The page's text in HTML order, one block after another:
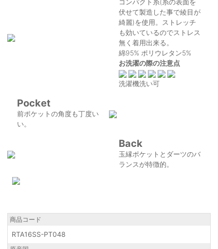
コンパクト糸(糸の表面を
伏せて製造した事で綾目が
綺麗)を使用。ストレッチ
も効いているのでストレス
無く着用出来る。
綿95% ポリウレタン5%
お洗濯の際の注意点
洗濯機洗い可
Pocket
前ポケットの角度も丁度い
い。
Back
玉縁ポケットとダーツのバ
ランスが特徴的。
商品コード
RTA16SS-PT048